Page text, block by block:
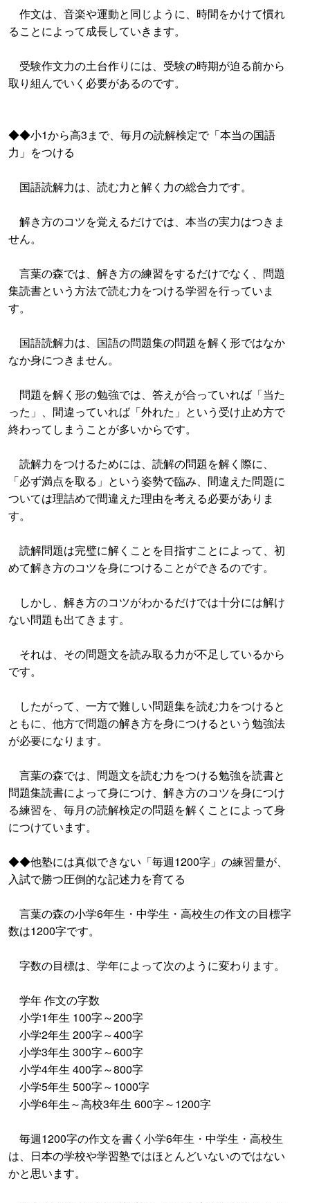
作文は、音楽や運動と同じように、時間をかけて慣れ
ることによって成長していきます。
受験作文力の土台作りには、受験の時期が迫る前から
取り組んでいく必要があるのです。
◆◆小1から高3まで、毎月の読解検定で「本当の国語
力」をつける
国語読解力は、読む力と解く力の総合力です。
解き方のコツを覚えるだけでは、本当の実力はつきま
せん。
言葉の森では、解き方の練習をするだけでなく、問題
集読書という方法で読む力をつける学習を行っていま
す。
国語読解力は、国語の問題集の問題を解く形ではなか
なか身につきません。
問題を解く形の勉強では、答えが合っていれば「当た
った」、間違っていれば「外れた」という受け止め方で
終わってしまうことが多いからです。
読解力をつけるためには、読解の問題を解く際に、
「必ず満点を取る」という姿勢で臨み、間違えた問題に
ついては理詰めで間違えた理由を考える必要がありま
す。
読解問題は完璧に解くことを目指すことによって、初
めて解き方のコツを身につけることができるのです。
しかし、解き方のコツがわかるだけでは十分には解け
ない問題も出てきます。
それは、その問題文を読み取る力が不足しているから
です。
したがって、一方で難しい問題集を読む力をつけると
ともに、他方で問題の解き方を身につけるという勉強法
が必要になります。
言葉の森では、問題文を読む力をつける勉強を読書と
問題集読書によって身につけ、解き方のコツを身につけ
る練習を、毎月の読解検定の問題を解くことによって身
につけています。
◆◆他塾には真似できない「毎週1200字」の練習量が、
入試で勝つ圧倒的な記述力を育てる
言葉の森の小学6年生・中学生・高校生の作文の目標字
数は1200字です。
字数の目標は、学年によって次のように変わります。
学年 作文の字数
小学1年生 100字～200字
小学2年生 200字～400字
小学3年生 300字～600字
小学4年生 400字～800字
小学5年生 500字～1000字
小学6年生～高校3年生 600字～1200字
毎週1200字の作文を書く小学6年生・中学生・高校生
は、日本の学校や学習塾ではほとんどいないのではない
かと思います。